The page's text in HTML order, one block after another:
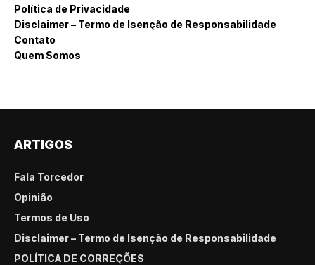
Política de Privacidade
Disclaimer – Termo de Isenção de Responsabilidade
Contato
Quem Somos
ARTIGOS
Fala Torcedor
Opinião
Termos de Uso
Disclaimer – Termo de Isenção de Responsabilidade
POLÍTICA DE CORREÇÕES